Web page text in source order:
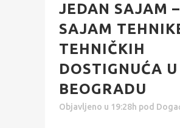
JEDAN SAJAM –
SAJAM
TEHNIČKIH
DOSTIGNUĆA U
BEOGRADU
Objavljeno u 19:28h pod